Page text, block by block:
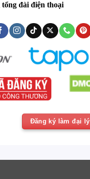
đài điện thoại
Đăng ký làm đại lý